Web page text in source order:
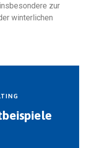
zur
winterlichen